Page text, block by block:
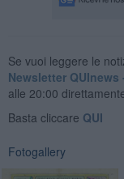
Se vuoi leggere le
Newsletter QUInews
alle 20:00
Basta cliccare QUI
Fotogallery